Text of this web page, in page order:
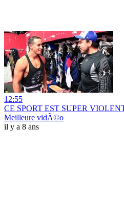
12:55
CE SPORT EST SUPER
Meilleure vidÃ©o
il y a 8 ans